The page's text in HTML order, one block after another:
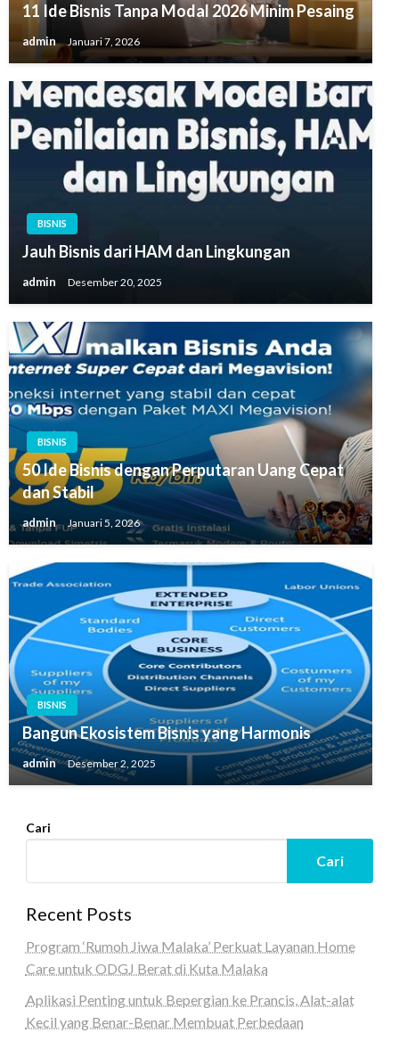
11 Ide Bisnis Tanpa Modal 2026 Minim Pesaing
admin Januari 7, 2026
BISNIS
Jauh Bisnis dari HAM dan Lingkungan
admin Desember 20, 2025
BISNIS
50 Ide Bisnis dengan Perputaran Uang Cepat
dan Stabil
admin Januari 5, 2026
BISNIS
Bangun Ekosistem Bisnis yang Harmonis
admin Desember 2, 2025
Cari
Cari
Recent Posts
Program ‘Rumoh Jiwa Malaka’ Perkuat Layanan Home
Care untuk ODGJ Berat di Kuta Malaka
Aplikasi Penting untuk Bepergian ke Prancis, Alat-alat
Kecil yang Benar-Benar Membuat Perbedaan